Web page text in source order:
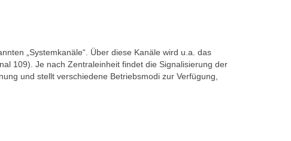
„Systemkanäle“. Über diese Kanäle wird u.a. das
109). Je nach Zentraleinheit findet die Signalisierung der
und stellt verschiedene Betriebsmodi zur Verfügung,